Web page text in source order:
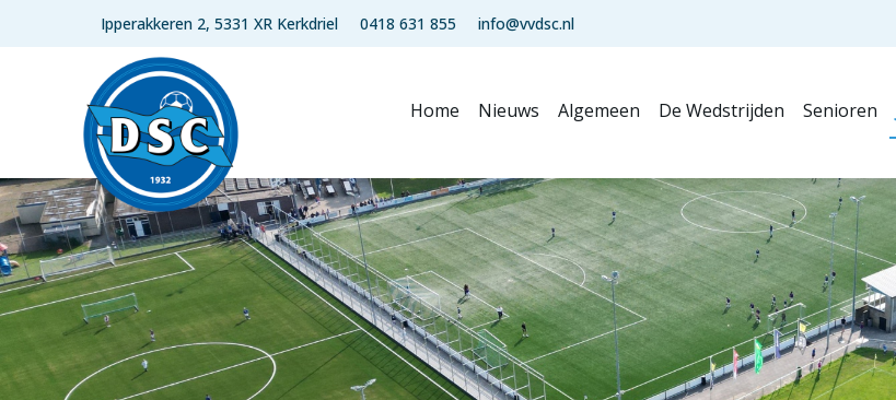
Ipperakkeren 2, 5331 XR Kerkdriel 0418 631 855 info@vvdsc.nl
Home Nieuws Algemeen De Wedstrijden Senioren